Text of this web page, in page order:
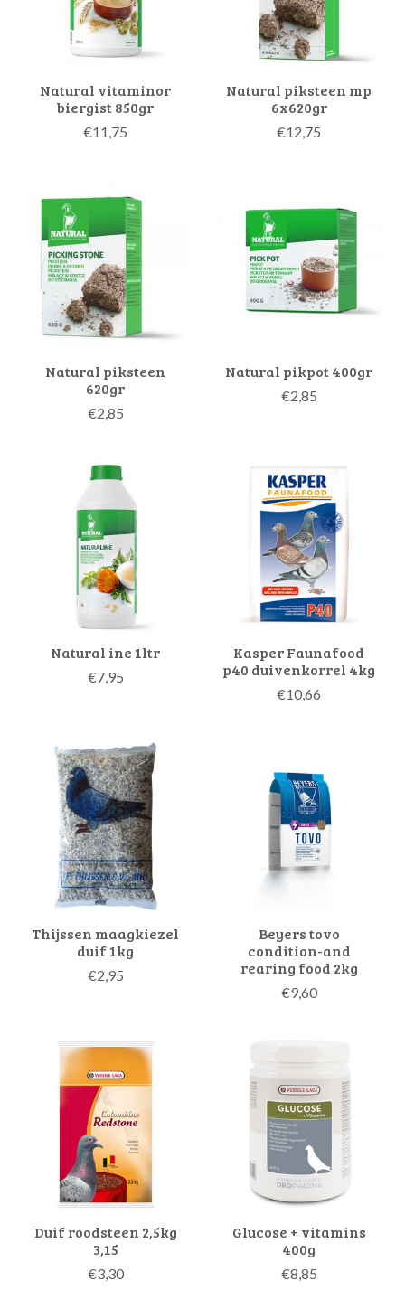
Natural vitaminor
biergist 850gr
€11,75
Natural piksteen mp
6x620gr
€12,75
Natural piksteen
620gr
€2,85
Natural pikpot 400gr
€2,85
Natural ine 1ltr
€7,95
Kasper Faunafood
p40 duivenkorrel 4kg
€10,66
Thijssen maagkiezel
duif 1kg
€2,95
Beyers tovo
condition-and
rearing food 2kg
€9,60
Duif roodsteen 2,5kg
3,15
€3,30
Glucose + vitamins
400g
€8,85